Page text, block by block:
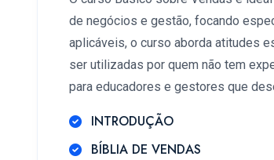
de negócios e gestão, focando
aplicáveis, o curso aborda atitudes
ser utilizadas por quem não tem
para educadores e gestores que
INTRODUÇÃO
BÍBLIA DE VENDAS